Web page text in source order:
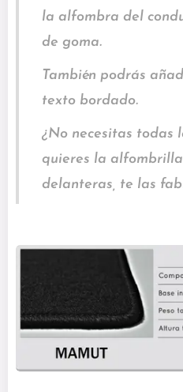
la alfombra del
de goma.
También podrás
texto bordado.
¿No necesitas todas
quieres la
delanteras, te las